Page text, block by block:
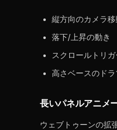
縦方向のカメラ移
落下/上昇の動き
スクロールトリ
高さベースのドラ
長いパネルアニメ
ウェブトゥーンの拡